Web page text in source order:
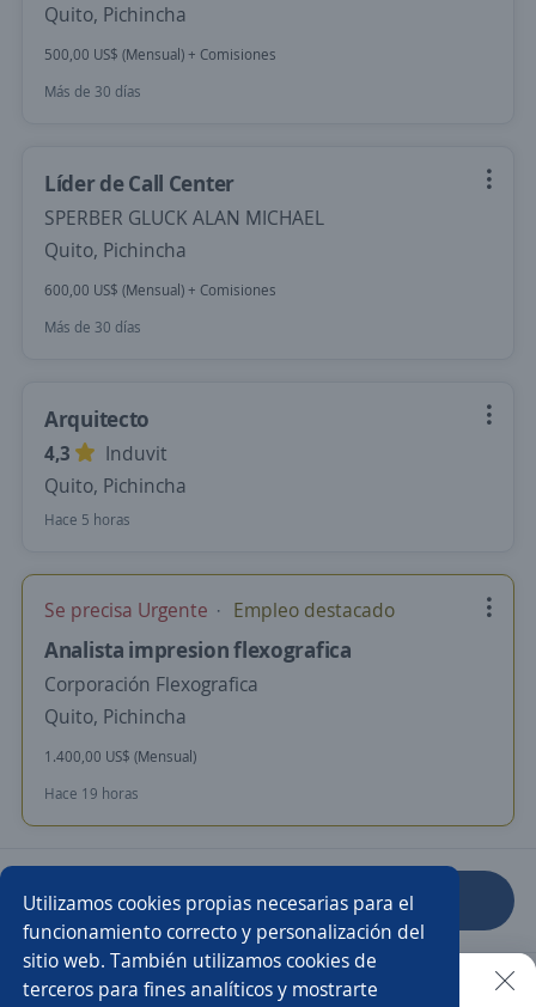
Utilizamos cookies propias necesarias para el
funcionamiento correcto y personalización del
sitio web. También utilizamos cookies de
terceros para fines analíticos y mostrarte
Quito, Pichincha
500,00 US$ (Mensual) + Comisiones
Más de 30 días
Líder de Call Center
SPERBER GLUCK ALAN MICHAEL
Quito, Pichincha
600,00 US$ (Mensual) + Comisiones
Más de 30 días
Arquitecto
4,3
Induvit
Quito, Pichincha
Hace 5 horas
Se precisa Urgente Empleo destacado
Analista impresion flexografica
Corporación Flexografica
Quito, Pichincha
1.400,00 US$ (Mensual)
Hace 19 horas
Anterior Siguiente
Nuevas ofertas de empleo Avísame